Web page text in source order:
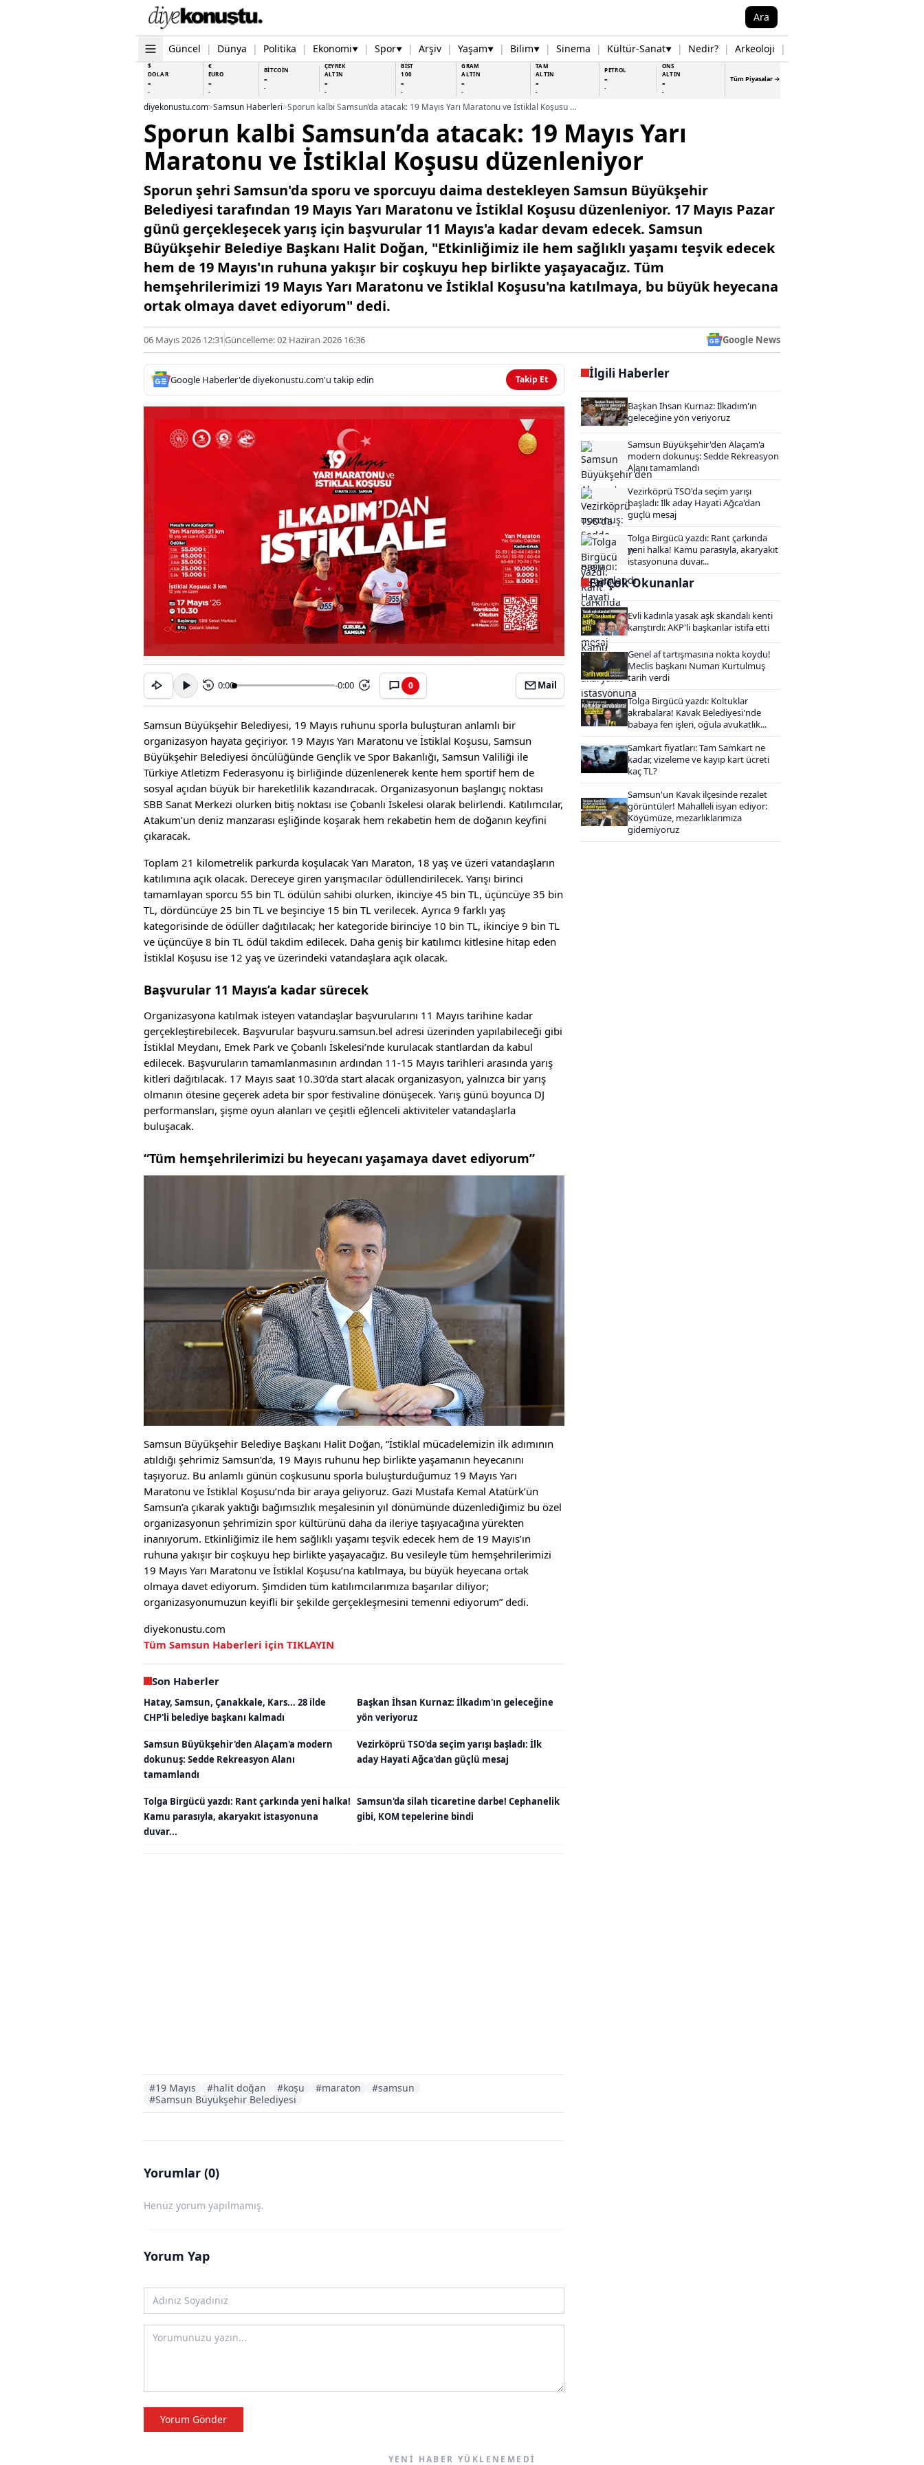
Ara
Güncel | Dünya | Politika | Ekonomi▼ | Spor▼ | Arşiv | Yaşam▼ | Bilim▼ | Sinema | Kültür-Sanat▼ | Nedir? | Arkeoloji |
$
DOLAR
-
-
€
EURO
-
-
BİTCOİN
-
-
ÇEYREK
ALTIN
-
-
BİST
100
-
-
GRAM
ALTIN
-
-
TAM
ALTIN
-
-
PETROL
-
-
ONS
ALTIN
-
-
Tüm Piyasalar →
diyekonustu.com>Samsun Haberleri> Sporun kalbi Samsun’da atacak: 19 Mayıs Yarı Maratonu ve İstiklal Koşusu düzenleniyor
Sporun kalbi Samsun’da atacak: 19 Mayıs Yarı
Maratonu ve İstiklal Koşusu düzenleniyor
Sporun şehri Samsun'da sporu ve sporcuyu daima destekleyen Samsun Büyükşehir
Belediyesi tarafından 19 Mayıs Yarı Maratonu ve İstiklal Koşusu düzenleniyor. 17 Mayıs Pazar
günü gerçekleşecek yarış için başvurular 11 Mayıs'a kadar devam edecek. Samsun
Büyükşehir Belediye Başkanı Halit Doğan, "Etkinliğimiz ile hem sağlıklı yaşamı teşvik edecek
hem de 19 Mayıs'ın ruhuna yakışır bir coşkuyu hep birlikte yaşayacağız. Tüm
hemşehrilerimizi 19 Mayıs Yarı Maratonu ve İstiklal Koşusu'na katılmaya, bu büyük heyecana
ortak olmaya davet ediyorum" dedi.
06 Mayıs 2026 12:31Güncelleme: 02 Haziran 2026 16:36 Google News
Google Haberler'de diyekonustu.com'u takip edin Takip Et
15 0:00 -0:00 15 0 Mail
Samsun Büyükşehir Belediyesi, 19 Mayıs ruhunu sporla buluşturan anlamlı bir
organizasyon hayata geçiriyor. 19 Mayıs Yarı Maratonu ve İstiklal Koşusu, Samsun
Büyükşehir Belediyesi öncülüğünde Gençlik ve Spor Bakanlığı, Samsun Valiliği ile
Türkiye Atletizm Federasyonu iş birliğinde düzenlenerek kente hem sportif hem de
sosyal açıdan büyük bir hareketlilik kazandıracak. Organizasyonun başlangıç noktası
SBB Sanat Merkezi olurken bitiş noktası ise Çobanlı İskelesi olarak belirlendi. Katılımcılar,
Atakum’un deniz manzarası eşliğinde koşarak hem rekabetin hem de doğanın keyfini
çıkaracak.
Toplam 21 kilometrelik parkurda koşulacak Yarı Maraton, 18 yaş ve üzeri vatandaşların
katılımına açık olacak. Dereceye giren yarışmacılar ödüllendirilecek. Yarışı birinci
tamamlayan sporcu 55 bin TL ödülün sahibi olurken, ikinciye 45 bin TL, üçüncüye 35 bin
TL, dördüncüye 25 bin TL ve beşinciye 15 bin TL verilecek. Ayrıca 9 farklı yaş
kategorisinde de ödüller dağıtılacak; her kategoride birinciye 10 bin TL, ikinciye 9 bin TL
ve üçüncüye 8 bin TL ödül takdim edilecek. Daha geniş bir katılımcı kitlesine hitap eden
İstiklal Koşusu ise 12 yaş ve üzerindeki vatandaşlara açık olacak.
Başvurular 11 Mayıs’a kadar sürecek
Organizasyona katılmak isteyen vatandaşlar başvurularını 11 Mayıs tarihine kadar
gerçekleştirebilecek. Başvurular başvuru.samsun.bel adresi üzerinden yapılabileceği gibi
İstiklal Meydanı, Emek Park ve Çobanlı İskelesi’nde kurulacak stantlardan da kabul
edilecek. Başvuruların tamamlanmasının ardından 11-15 Mayıs tarihleri arasında yarış
kitleri dağıtılacak. 17 Mayıs saat 10.30’da start alacak organizasyon, yalnızca bir yarış
olmanın ötesine geçerek adeta bir spor festivaline dönüşecek. Yarış günü boyunca DJ
performansları, şişme oyun alanları ve çeşitli eğlenceli aktiviteler vatandaşlarla
buluşacak.
“Tüm hemşehrilerimizi bu heyecanı yaşamaya davet ediyorum”
Samsun Büyükşehir Belediye Başkanı Halit Doğan, “İstiklal mücadelemizin ilk adımının
atıldığı şehrimiz Samsun’da, 19 Mayıs ruhunu hep birlikte yaşamanın heyecanını
taşıyoruz. Bu anlamlı günün coşkusunu sporla buluşturduğumuz 19 Mayıs Yarı
Maratonu ve İstiklal Koşusu’nda bir araya geliyoruz. Gazi Mustafa Kemal Atatürk’ün
Samsun’a çıkarak yaktığı bağımsızlık meşalesinin yıl dönümünde düzenlediğimiz bu özel
organizasyonun şehrimizin spor kültürünü daha da ileriye taşıyacağına yürekten
inanıyorum. Etkinliğimiz ile hem sağlıklı yaşamı teşvik edecek hem de 19 Mayıs’ın
ruhuna yakışır bir coşkuyu hep birlikte yaşayacağız. Bu vesileyle tüm hemşehrilerimizi
19 Mayıs Yarı Maratonu ve İstiklal Koşusu’na katılmaya, bu büyük heyecana ortak
olmaya davet ediyorum. Şimdiden tüm katılımcılarımıza başarılar diliyor;
organizasyonumuzun keyifli bir şekilde gerçekleşmesini temenni ediyorum” dedi.
diyekonustu.com
Tüm Samsun Haberleri için TIKLAYIN
Son Haberler
Hatay, Samsun, Çanakkale, Kars... 28 ilde
CHP'li belediye başkanı kalmadı
Başkan İhsan Kurnaz: İlkadım'ın geleceğine
yön veriyoruz
Samsun Büyükşehir'den Alaçam'a modern
dokunuş: Sedde Rekreasyon Alanı
tamamlandı
Vezirköprü TSO'da seçim yarışı başladı: İlk
aday Hayati Ağca'dan güçlü mesaj
Tolga Birgücü yazdı: Rant çarkında yeni halka!
Kamu parasıyla, akaryakıt istasyonuna
duvar...
Samsun'da silah ticaretine darbe! Cephanelik
gibi, KOM tepelerine bindi
#19 Mayıs #halit doğan #koşu #maraton
#samsun
#Samsun Büyükşehir Belediyesi
Yorumlar (0)
Henüz yorum yapılmamış.
Yorum Yap
Yorum Gönder
İlgili Haberler
Başkan İhsan Kurnaz: İlkadım'ın
geleceğine yön veriyoruz
Samsun Büyükşehir'den Alaçam'a
modern dokunuş: Sedde Rekreasyon
Alanı tamamlandı
Vezirköprü TSO'da seçim yarışı
başladı: İlk aday Hayati Ağca'dan
güçlü mesaj
Tolga Birgücü yazdı: Rant çarkında
yeni halka! Kamu parasıyla, akaryakıt
istasyonuna duvar...
En Çok Okunanlar
Evli kadınla yasak aşk skandalı kenti
karıştırdı: AKP'li başkanlar istifa etti
Genel af tartışmasına nokta koydu!
Meclis başkanı Numan Kurtulmuş
tarih verdi
Tolga Birgücü yazdı: Koltuklar
akrabalara! Kavak Belediyesi'nde
babaya fen işleri, oğula avukatlık...
Samkart fiyatları: Tam Samkart ne
kadar, vizeleme ve kayıp kart ücreti
kaç TL?
Samsun'un Kavak ilçesinde rezalet
görüntüler! Mahalleli isyan ediyor:
Köyümüze, mezarlıklarımıza
gidemiyoruz
YENI HABER YÜKLENEMEDI